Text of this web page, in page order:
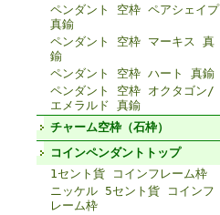
ペンダント 空枠 ペアシェイプ
真鍮
ペンダント 空枠 マーキス 真
鍮
ペンダント 空枠 ハート 真鍮
ペンダント 空枠 オクタゴン/
エメラルド 真鍮
チャーム空枠（石枠）
コインペンダントトップ
1セント貨 コインフレーム枠
ニッケル 5セント貨 コインフ
レーム枠